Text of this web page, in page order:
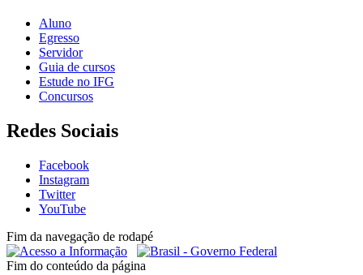
Aluno
Egresso
Servidor
Guia de cursos
Estude no IFG
Concursos
Redes Sociais
Facebook
Instagram
Twitter
YouTube
Fim da navegação de rodapé
Fim do conteúdo da página